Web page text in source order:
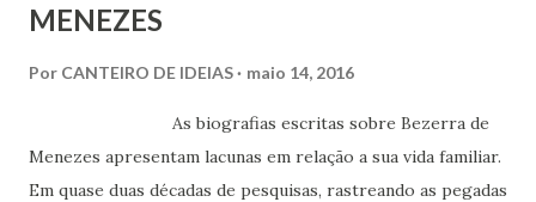
MENEZES
Por CANTEIRO DE IDEIAS maio 14, 2016
As biografias escritas sobre Bezerra de
Menezes apresentam lacunas em relação a sua vida familiar.
Em quase duas décadas de pesquisas, rastreando as pegadas